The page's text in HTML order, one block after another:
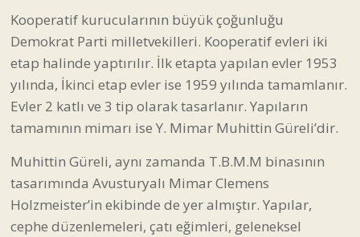
Kooperatif kurucularının büyük çoğunluğu
Demokrat Parti milletvekilleri. Kooperatif evleri iki
etap halinde yaptırılır. İlk etapta yapılan evler 1953
yılında, İkinci etap evler ise 1959 yılında tamamlanır.
Evler 2 katlı ve 3 tip olarak tasarlanır. Yapıların
tamamının mimarı ise Y. Mimar Muhittin Güreli’dir.
Muhittin Güreli, aynı zamanda T.B.M.M binasının
tasarımında Avusturyalı Mimar Clemens
Holzmeister’in ekibinde de yer almıştır. Yapılar,
cephe düzenlemeleri, çatı eğimleri, geleneksel